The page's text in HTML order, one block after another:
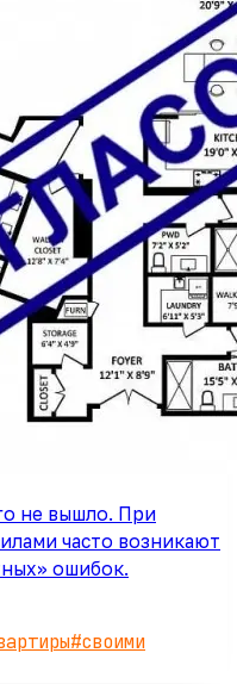
не вышло. При
часто возникают
ошибок.
#своими